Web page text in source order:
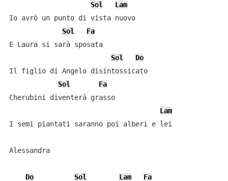
Sol
Lam
Io avrò un punto di vista nuovo
Sol
Fa
E Laura si sarà sposata
Sol
Do
Il figlio di Angelo disintossicato
Sol
Fa
Cherubini diventerà grasso
Lam
I semi piantati saranno poi alberi e lei
Alessandra
Do Sol Lam Fa